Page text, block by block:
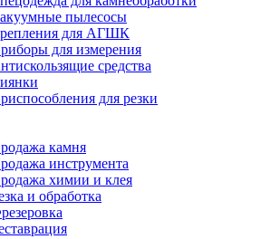
пылесосы
для АГШК
для измерения
средства
для резки
камня
инструмента
химии и клея
и обработка